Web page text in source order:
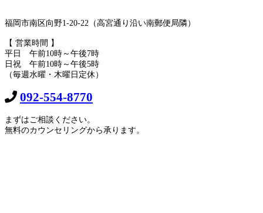
福岡市南区向野1-20-22（高宮通り沿い南郵便局隣）
【 営業時間 】
平日 午前10時～午後7時
日祝 午前10時～午後5時
（毎週水曜・木曜日定休）
092-554-8770
まずはご相談ください。
無料のカウンセリングから承ります。